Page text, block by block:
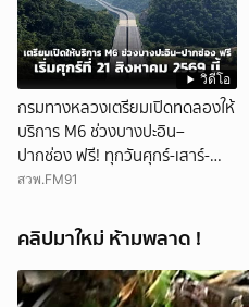
วิดีโอ
กรมทางหลวงเตรียมเปิดทดลองให้
บริการ M6 ช่วงบางปะอิน–
ปากช่อง ฟรี! ทุกวันศุกร์-เสาร์-
อาทิตย์ เริ่มศุกร์ที่ 21 สิงหาคม
สวพ.FM91
คลิปมาใหม่ ห้ามพลาด !